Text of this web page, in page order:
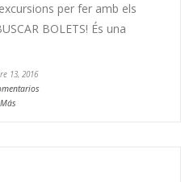
per fer amb els
BOLETS! És una
13, 2016
Más